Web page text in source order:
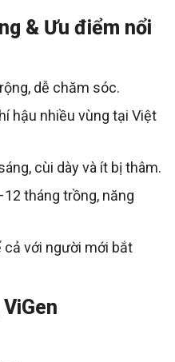
& Ưu điểm nổi
dễ chăm sóc.
hậu nhiều vùng tại Việt
cùi dày và ít bị thâm.
tháng trồng, năng
cả với người mới bắt